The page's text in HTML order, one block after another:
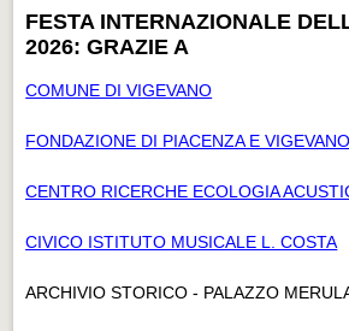
FESTA INTERNAZIONALE
2026: GRAZIE A
COMUNE DI VIGEVANO
FONDAZIONE DI PIACENZA E VIGEVANO
CENTRO RICERCHE ECOLOGIA
CIVICO ISTITUTO MUSICALE L. COSTA
ARCHIVIO STORICO - PALAZZO